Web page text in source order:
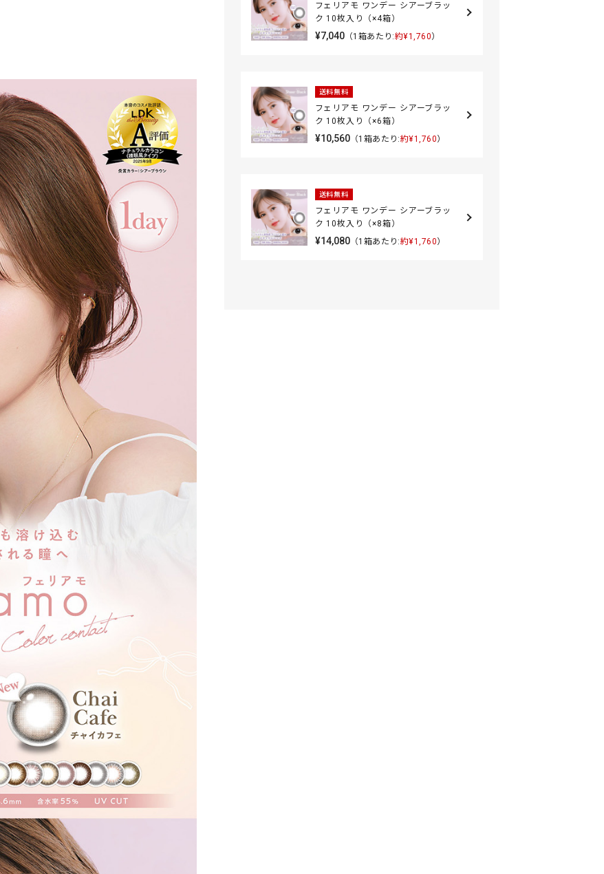
フェリアモ ワンデー シアーブラッ
ク 10枚入り（×4箱）
¥7,040（1箱あたり:約¥1,760）
送料無料
フェリアモ ワンデー シアーブラッ
ク 10枚入り（×6箱）
¥10,560（1箱あたり:約¥1,760）
送料無料
フェリアモ ワンデー シアーブラッ
ク 10枚入り（×8箱）
¥14,080（1箱あたり:約¥1,760）